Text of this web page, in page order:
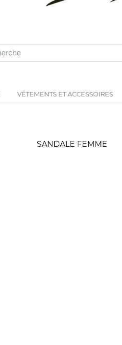
VÊTEMENTS ET ACCESSOIRES
SANDALE FEMME